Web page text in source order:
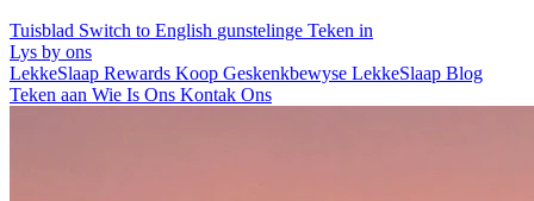
Tuisblad Switch to English gunstelinge Teken in
Lys by ons
LekkeSlaap Rewards Koop Geskenkbewyse LekkeSlaap Blog
Teken aan Wie Is Ons Kontak Ons